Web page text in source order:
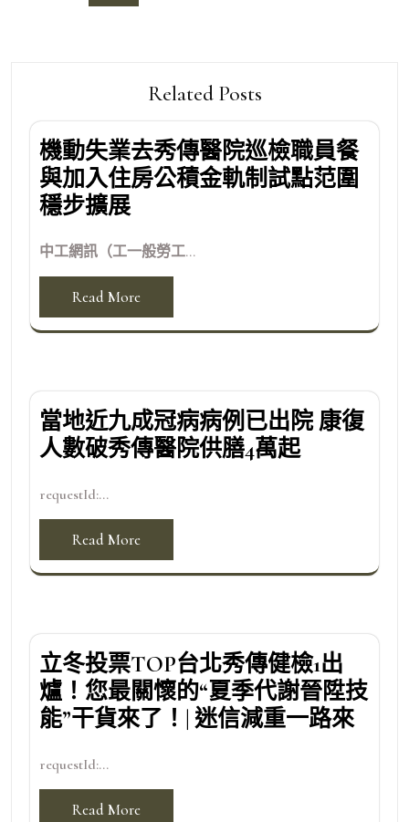
Related Posts
機動失業去秀傳醫院巡檢職員餐
與加入住房公積金軌制試點范圍
穩步擴展
中工網訊（工一般勞工...
Read More
當地近九成冠病病例已出院 康復
人數破秀傳醫院供膳4萬起
requestId:...
Read More
立冬投票TOP台北秀傳健檢1出
爐！您最關懷的“夏季代謝晉陞技
能”干貨來了！| 迷信減重一路來
requestId:...
Read More